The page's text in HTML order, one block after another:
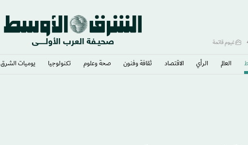
غيوم قاتمة
العالم الرأي الاقتصاد ثقافة وفنون صحة وعلوم تكنولوجيا يوميات الشرق​